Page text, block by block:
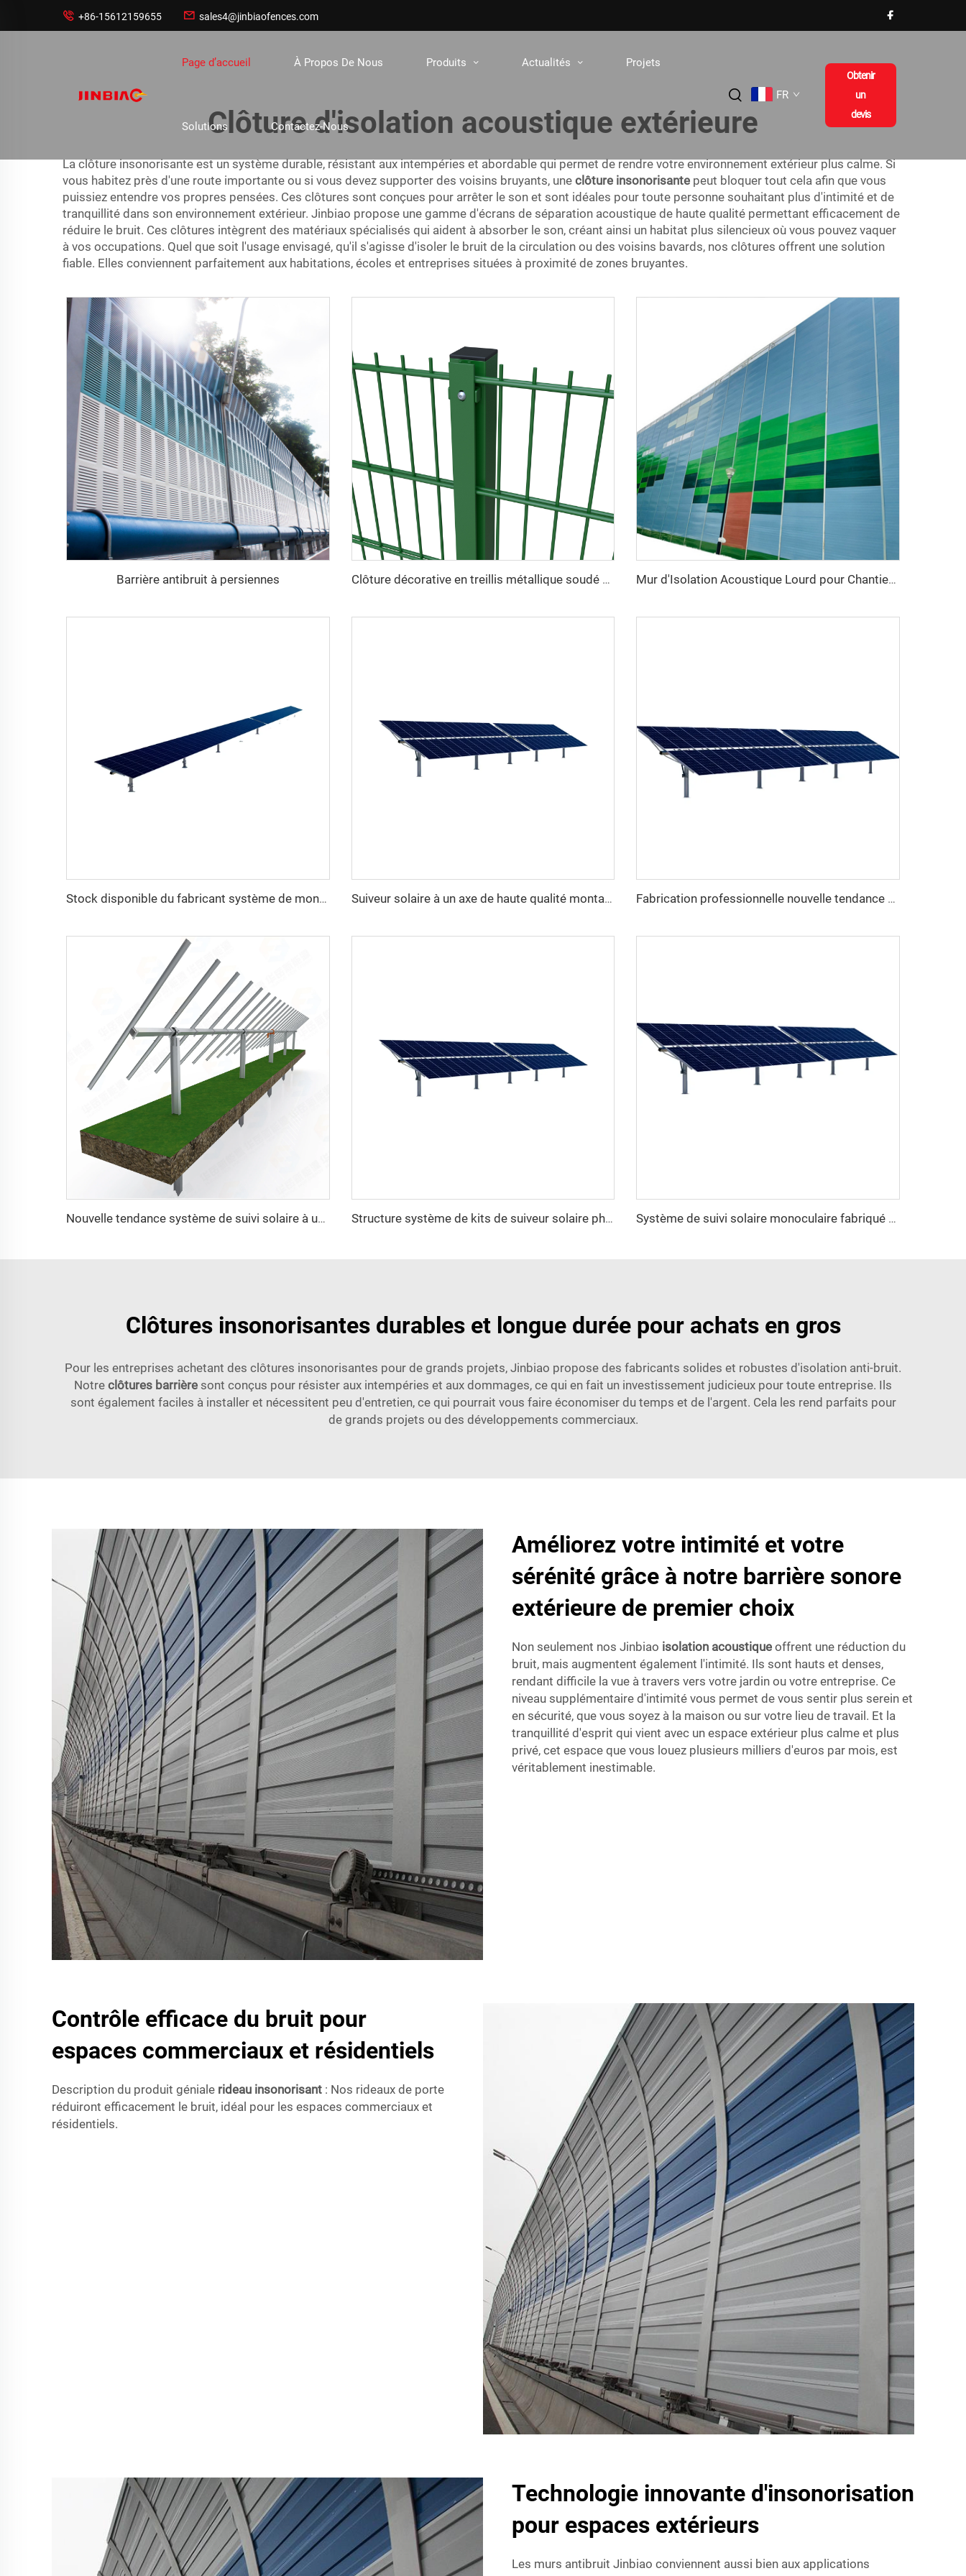
 +86-15612159655  sales4@jinbiaofences.com
Page d’accueil À Propos De Nous Produits Actualités Projets
Solutions Contactez-Nous
FR
Obtenir
un
devis
Clôture d'isolation acoustique extérieure
La clôture insonorisante est un système durable, résistant aux intempéries et abordable qui permet de rendre votre environnement extérieur plus calme. Si
vous habitez près d'une route importante ou si vous devez supporter des voisins bruyants, une clôture insonorisante peut bloquer tout cela afin que vous
puissiez entendre vos propres pensées. Ces clôtures sont conçues pour arrêter le son et sont idéales pour toute personne souhaitant plus d'intimité et de
tranquillité dans son environnement extérieur. Jinbiao propose une gamme d'écrans de séparation acoustique de haute qualité permettant efficacement de
réduire le bruit. Ces clôtures intègrent des matériaux spécialisés qui aident à absorber le son, créant ainsi un habitat plus silencieux où vous pouvez vaquer
à vos occupations. Quel que soit l'usage envisagé, qu'il s'agisse d'isoler le bruit de la circulation ou des voisins bavards, nos clôtures offrent une solution
fiable. Elles conviennent parfaitement aux habitations, écoles et entreprises situées à proximité de zones bruyantes.
Barrière antibruit à persiennes Clôture décorative en treillis métallique soudé haute sécurité, revêtement en vinyle vert, double fil 868, maille 2D pour jardin Mur d'Isolation Acoustique Lourd pour Chantiers Extérieurs Temporaire de Réduction du Bruit
Stock disponible du fabricant système de montage de suivi de panneau solaire lourd à un axe structure en acier avec service de découpe Suiveur solaire à un axe de haute qualité montage facile module plat double verre système solaire 10kW excellent rapport qualité-prix en acier Fabrication professionnelle nouvelle tendance kit de suiveur solaire 1MW à un axe lourd en acier système de suivi solaire uniaxial découpe sur mesure
Nouvelle tendance système de suivi solaire à un axe structure de montage photovoltaïque lourde en acier avec service de découpe à prix avantageux Structure système de kits de suiveur solaire photovoltaïque à un axe lourd en acier du fabricant professionnel Système de suivi solaire monoculaire fabriqué en Chine avec moteur de rotation
Clôtures insonorisantes durables et longue durée pour achats en gros
Pour les entreprises achetant des clôtures insonorisantes pour de grands projets, Jinbiao propose des fabricants solides et robustes d'isolation anti-bruit.
Notre clôtures barrière sont conçus pour résister aux intempéries et aux dommages, ce qui en fait un investissement judicieux pour toute entreprise. Ils
sont également faciles à installer et nécessitent peu d'entretien, ce qui pourrait vous faire économiser du temps et de l'argent. Cela les rend parfaits pour
de grands projets ou des développements commerciaux.
Améliorez votre intimité et votre
sérénité grâce à notre barrière sonore
extérieure de premier choix
Non seulement nos Jinbiao isolation acoustique offrent une réduction du
bruit, mais augmentent également l'intimité. Ils sont hauts et denses,
rendant difficile la vue à travers vers votre jardin ou votre entreprise. Ce
niveau supplémentaire d'intimité vous permet de vous sentir plus serein et
en sécurité, que vous soyez à la maison ou sur votre lieu de travail. Et la
tranquillité d'esprit qui vient avec un espace extérieur plus calme et plus
privé, cet espace que vous louez plusieurs milliers d'euros par mois, est
véritablement inestimable.
Contrôle efficace du bruit pour
espaces commerciaux et résidentiels
Description du produit géniale rideau insonorisant : Nos rideaux de porte
réduiront efficacement le bruit, idéal pour les espaces commerciaux et
résidentiels.
Technologie innovante d'insonorisation
pour espaces extérieurs
Les murs antibruit Jinbiao conviennent aussi bien aux applications